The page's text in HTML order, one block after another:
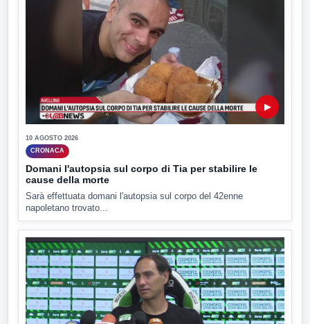
▶
10 AGOSTO 2026
CRONACA
Domani l'autopsia sul corpo di Tia per stabilire le
cause della morte
Sarà effettuata domani l'autopsia sul corpo del 42enne
napoletano trovato...